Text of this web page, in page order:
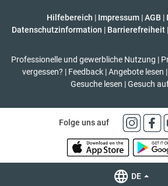
Hilfebereich | Impressum |AGB |
Datenschutzinformation | Barrierefreiheit |
Professionelle und gewerbliche Nutzung |
vergessen? | Feedback | Angebote lesen |
Gesuche lesen | Gesuch
Folge uns auf
DE